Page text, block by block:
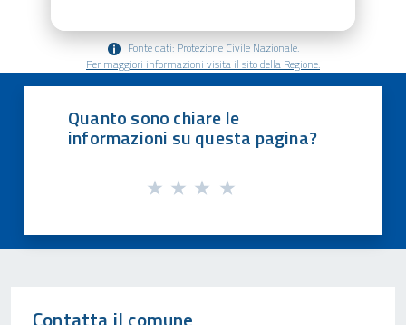
Fonte dati: Protezione Civile Nazionale.
Per maggiori informazioni visita il sito della Regione.
Quanto sono chiare le
informazioni su questa pagina?